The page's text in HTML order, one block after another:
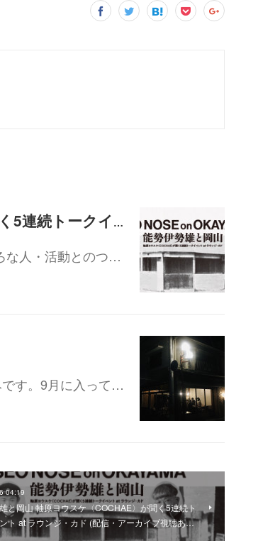
能勢伊勢雄と岡山 軸原ヨウスケ〈COCHAE〉が聞く5連続トークイベント at ラウンジ・カド (配信・アーカイブ視聴あり)
な人・活動とのつ…
す。9月に入って…
04:19
と岡山 軸原ヨウスケ〈COCHAE〉が聞く5連続ト
ト at ラウンジ・カド (配信・アーカイブ視聴あ…